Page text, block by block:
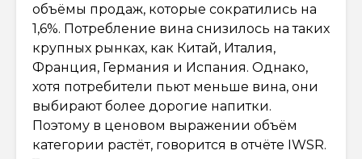
объёмы продаж, которые сократились на
1,6%. Потребление вина снизилось на таких
крупных рынках, как Китай, Италия,
Франция, Германия и Испания. Однако,
хотя потребители пьют меньше вина, они
выбирают более дорогие напитки.
Поэтому в ценовом выражении объём
категории растёт, говорится в отчёте IWSR.